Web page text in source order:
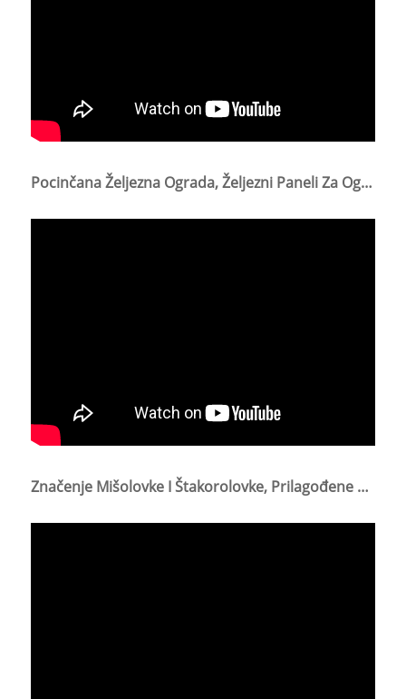
Pocinčana Željezna Ograda, Željezni Paneli Za Ograde, Modeli Vrata I Željezne Ograde
Značenje Mišolovke I Štakorolovke, Prilagođene Hvataljke Za Kućnu Kuhinju I Ubojice Štakorolovki